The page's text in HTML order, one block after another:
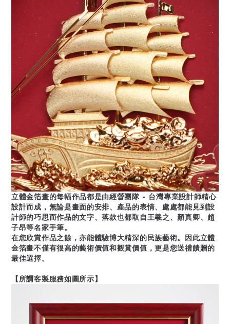
立體金箔畫的每幅作品都是由經營團隊 - 台灣專業設計師精心
設計而成，無論是畫面的安排、產品的表情、處處都能見到設
計師的巧思而作品的文字、落款也都取自王羲之、顏真卿、趙
子昂等名家手筆。
在您欣賞作品之餘，亦能體驗博大精深的民族藝術。因此立體
金箔畫不僅有很高的藝術價值和觀賞價值，更是您送禮饋贈的
最佳選擇。
【所謂客製服務如圖所示】